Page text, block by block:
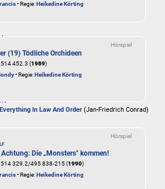
(Jan-Friedrich Conrad)
DST-Interlude, No. 13 (Jan-Friedrich Conrad)
Everything In Law And Order (Jan-Friedrich Conrad)
Hot To Trot
Hysteria (Jan-Friedrich Conrad)
• Regie:Heikedine Körting
Hörspiel
(19) Tödliche Orchideen
452.3 (1989)
• Regie:Heikedine Körting
Hörspiel
Die „Monsters" kommen!
514 329.2/495 838-215 (1990)
• Regie:Heikedine Körting